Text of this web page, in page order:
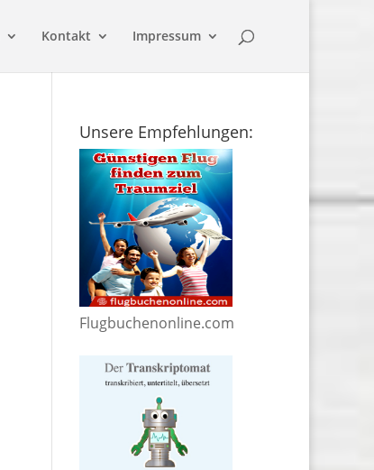
Kontakt Impressum
Unsere Empfehlungen:
Flugbuchenonline.com